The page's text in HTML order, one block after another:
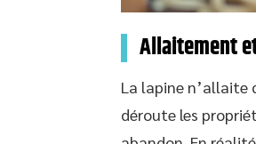
Allaitement
La lapine n’allaite
déroute les